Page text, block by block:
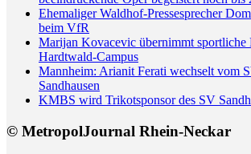
Ehemaliger Waldhof-Pressesprecher
beim VfR
Marijan Kovacevic übernimmt sportliche
Hardtwald-Campus
Mannheim: Arianit Ferati wechselt vom
Sandhausen
KMBS wird Trikotsponsor des SV
© MetropolJournal Rhein-Neckar